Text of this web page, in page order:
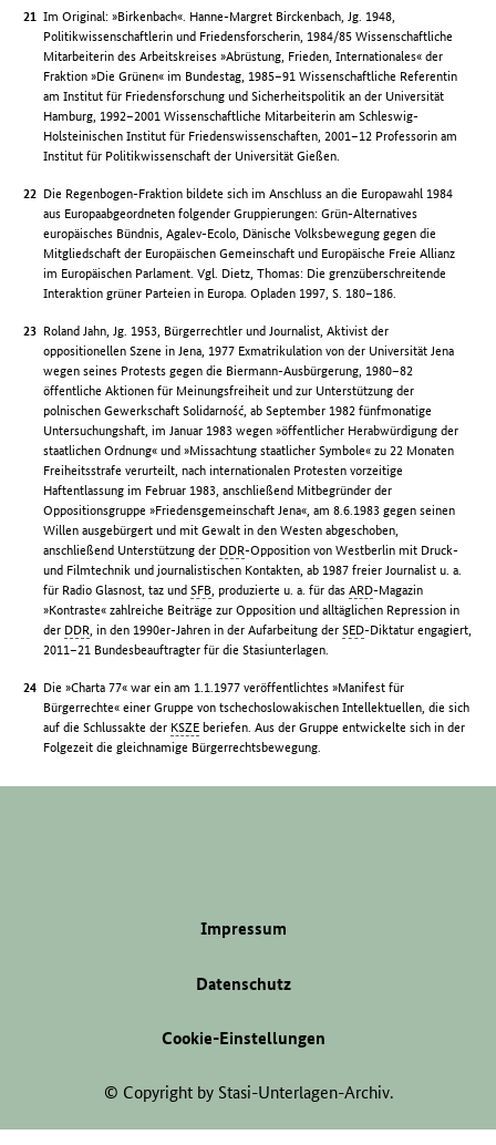
Im Original: »Birkenbach«. Hanne-Margret Birckenbach, Jg. 1948,
Politikwissenschaftlerin und Friedensforscherin, 1984/85 Wissenschaftliche
Mitarbeiterin des Arbeitskreises »Abrüstung, Frieden, Internationales« der
Fraktion »Die Grünen« im Bundestag, 1985–91 Wissenschaftliche Referentin
am Institut für Friedensforschung und Sicherheitspolitik an der Universität
Hamburg, 1992–2001 Wissenschaftliche Mitarbeiterin am Schleswig-
Holsteinischen Institut für Friedenswissenschaften, 2001–12 Professorin am
Institut für Politikwissenschaft der Universität Gießen.
Die Regenbogen-Fraktion bildete sich im Anschluss an die Europawahl 1984
aus Europaabgeordneten folgender Gruppierungen: Grün-Alternatives
europäisches Bündnis, Agalev-Ecolo, Dänische Volksbewegung gegen die
Mitgliedschaft der Europäischen Gemeinschaft und Europäische Freie Allianz
im Europäischen Parlament. Vgl. Dietz, Thomas: Die grenzüberschreitende
Interaktion grüner Parteien in Europa. Opladen 1997, S. 180–186.
Roland Jahn, Jg. 1953, Bürgerrechtler und Journalist, Aktivist der
oppositionellen Szene in Jena, 1977 Exmatrikulation von der Universität Jena
wegen seines Protests gegen die Biermann-Ausbürgerung, 1980–82
öffentliche Aktionen für Meinungsfreiheit und zur Unterstützung der
polnischen Gewerkschaft Solidarność, ab September 1982 fünfmonatige
Untersuchungshaft, im Januar 1983 wegen »öffentlicher Herabwürdigung der
staatlichen Ordnung« und »Missachtung staatlicher Symbole« zu 22 Monaten
Freiheitsstrafe verurteilt, nach internationalen Protesten vorzeitige
Haftentlassung im Februar 1983, anschließend Mitbegründer der
Oppositionsgruppe »Friedensgemeinschaft Jena«, am 8.6.1983 gegen seinen
Willen ausgebürgert und mit Gewalt in den Westen abgeschoben,
anschließend Unterstützung der DDR-Opposition von Westberlin mit Druck-
und Filmtechnik und journalistischen Kontakten, ab 1987 freier Journalist u. a.
für Radio Glasnost, taz undSFB , produzierte u. a. für dasARD-Magazin
»Kontraste« zahlreiche Beiträge zur Opposition und alltäglichen Repression in
der DDR , in den 1990er-Jahren in der Aufarbeitung derSED-Diktatur engagiert,
2011–21 Bundesbeauftragter für die Stasiunterlagen.
Die »Charta 77« war ein am 1.1.1977 veröffentlichtes »Manifest für
Bürgerrechte« einer Gruppe von tschechoslowakischen Intellektuellen, die sich
auf die Schlussakte der KSZE beriefen. Aus der Gruppe entwickelte sich in der
Folgezeit die gleichnamige Bürgerrechtsbewegung.
Impressum
Datenschutz
Cookie-Einstellungen
© Copyright by Stasi-Unterlagen-Archiv.